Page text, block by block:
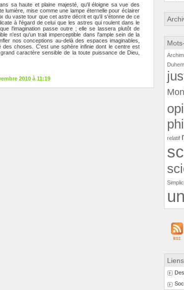
sa haute et plaine majesté, qu'il éloigne sa vue des
lumière, mise comme une lampe éternelle pour éclairer
du vaste tour que cet astre décrit et qu'il s'étonne de ce
à l'égard de celui que les astres qui roulent dans le
l'imagination passe outre ; elle se lassera plutôt de
n'est qu'un trait imperceptible dans l'ample sein de la
nos conceptions au-delà des espaces imaginables,
choses. C'est une sphère infinie dont le centre est
caractère sensible de la toute puissance de Dieu,
2010 à 11:19
Duhem
relatif